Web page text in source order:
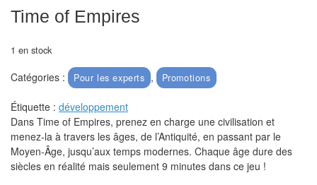
Pièces
Ecoles
&
muraux/Plein
air
Pendules
Time of Empires
1 en stock
Catégories : Pour les experts , Promotions
Étiquette : développement
Dans Time of Empires, prenez en charge une civilisation et
menez-la à travers les âges, de l’Antiquité, en passant par le
Moyen-Âge, jusqu’aux temps modernes. Chaque âge dure des
siècles en réalité mais seulement 9 minutes dans ce jeu !